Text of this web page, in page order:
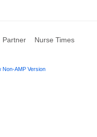
Partner Nurse Times
Non-AMP Version